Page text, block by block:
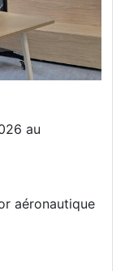
au
aéronautique